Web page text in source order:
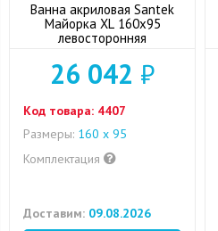
Ванна акриловая Santek
Майорка XL 160x95
левосторонняя
26 042 ₽
Код товара: 4407
Размеры: 160 x 95
Комплектация
Доставим: 09.08.2026